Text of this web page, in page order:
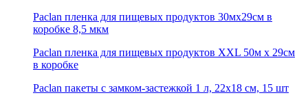
Paclan пленка для пищевых продуктов 30мх29см в
коробке 8,5 мкм
Paclan пленка для пищевых продуктов XXL 50м х 29см
в коробке
Paclan пакеты с замком-застежкой 1 л, 22х18 см, 15 шт